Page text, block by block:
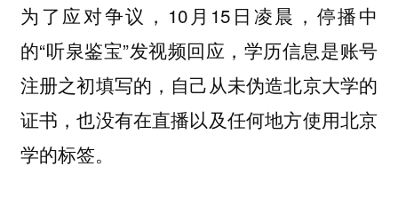
为了应对争议，10月15日凌晨，停播中
的“听泉鉴宝”发视频回应，学历信息是账号
注册之初填写的，自己从未伪造北京大学的
证书，也没有在直播以及任何地方使用北京
学的标签。